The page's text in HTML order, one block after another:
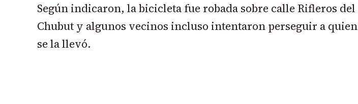
Según indicaron, la bicicleta fue robada sobre calle Rifleros del
Chubut y algunos vecinos incluso intentaron perseguir a quien
se la llevó.